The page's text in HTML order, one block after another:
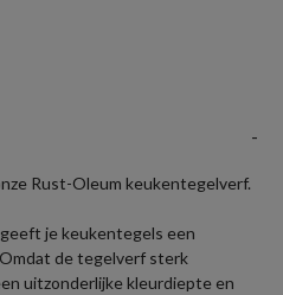
-
Rust-Oleum keukentegelverf.
je keukentegels een
de tegelverf sterk
uitzonderlijke kleurdiepte en